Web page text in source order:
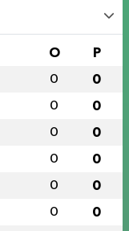
O P
0 0
0 0
0 0
0 0
0 0
0 0